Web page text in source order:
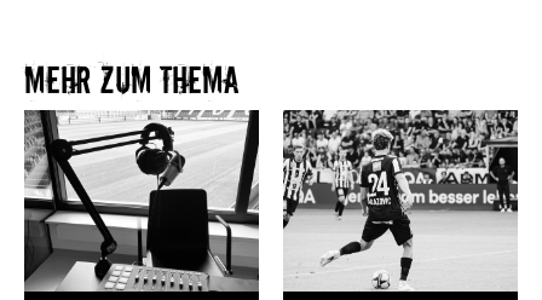
Mehr zum Thema​